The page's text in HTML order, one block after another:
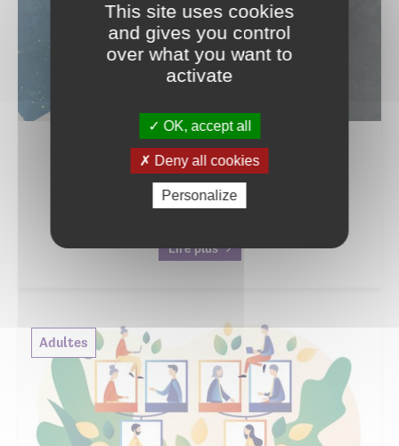
17
SEP
de 16h30 à 18h
DES LIVRES ET VOUS
Lire plus
Adultes
This site uses cookies
and gives you control
over what you want to
activate
OK, accept all
Deny all cookies
Personalize